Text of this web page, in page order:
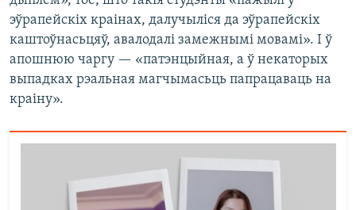
эўрапейскіх краінах, далучыліся да эўрапейскіх
каштоўнасьцяў, авалодалі замежнымі мовамі». І ў
апошнюю чаргу — «патэнцыйная, а ў некаторых
выпадках рэальная магчымасьць папрацаваць на
краіну».